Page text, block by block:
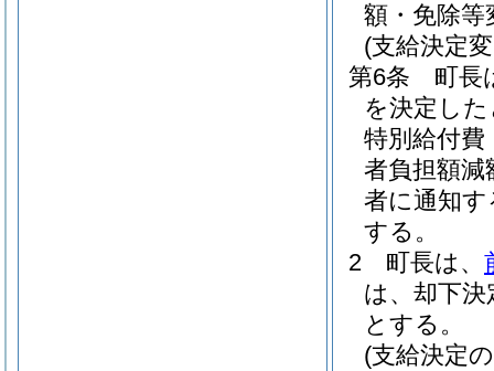
額・免除等
(支給決定
第6条
町長
を決定し
特別給付
者負担額減
者に通知
する。
2
町長は、
は、却下決
とする。
(支給決定